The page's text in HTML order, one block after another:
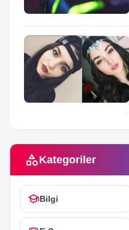
categoryKategoriler
schoolBilgi